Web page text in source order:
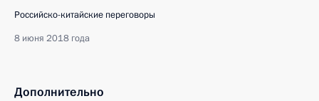
Российско-китайские переговоры
8 июня 2018 года
Дополнительно